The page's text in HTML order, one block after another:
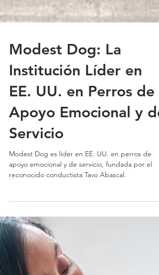
Modest Dog: La
Institución Líder en
EE. UU. en Perros de
Apoyo Emocional y de
Servicio
apoyo emocional y de servicio, fundada por el
reconocido conductista Tavo Abascal.